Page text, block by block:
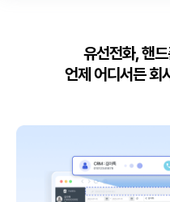
유선전화, 핸
언제 어디서든 회